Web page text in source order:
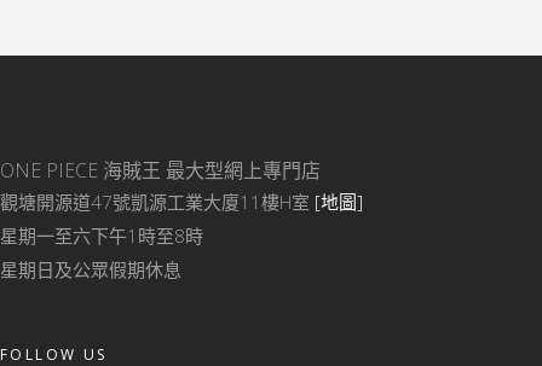
ONE PIECE 海賊王 最大型網上專門店
觀塘開源道47號凱源工業大廈11樓H室 [地圖]
星期一至六下午1時至8時
星期日及公眾假期休息
FOLLOW US